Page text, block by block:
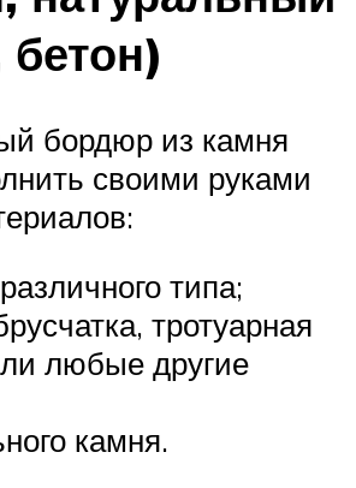
бордюр из камня
своими руками
типа;
тротуарная
любые другие
камня.